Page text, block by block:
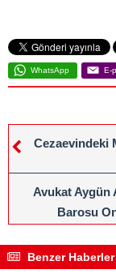
WhatsApp E-
Cezaevindeki
Avukat Aygün
Barosu
Benzer Haberler